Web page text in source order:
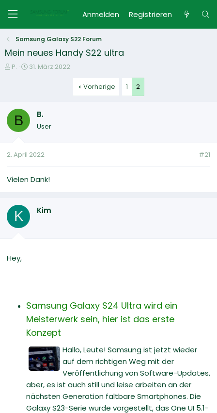
Anmelden Registrieren
Samsung Galaxy S22 Forum
Mein neues Handy S22 ultra
E
e
P.
E
l
l
m
31. März 2022
Vorherige 1 2
B B.
User
2. April 2022 #21
Vielen Dank!
K Kim
Hey,
Samsung Galaxy S24 Ultra wird ein
Meisterwerk sein, hier ist das erste
Konzept
Hallo, Leute! Samsung ist jetzt wieder
auf dem richtigen Weg mit der
Veröffentlichung von Software-Updates,
aber, es ist auch still und leise arbeiten an der
nächsten Generation faltbare Smartphones. Die
Galaxy S23-Serie wurde vorgestellt, das One UI 5.1-